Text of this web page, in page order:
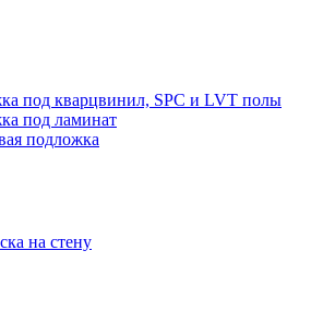
под кварцвинил, SPC и LVT полы
под ламинат
подложка
на стену